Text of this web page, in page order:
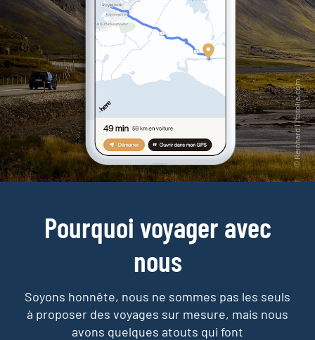
Pourquoi voyager avec
nous
Soyons honnête, nous ne sommes pas les seuls
à proposer des voyages sur mesure, mais nous
avons quelques atouts qui font